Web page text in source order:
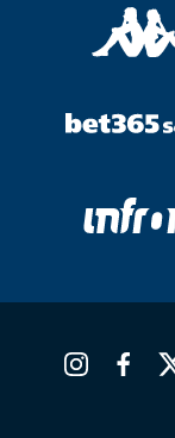
pagina
prodotto